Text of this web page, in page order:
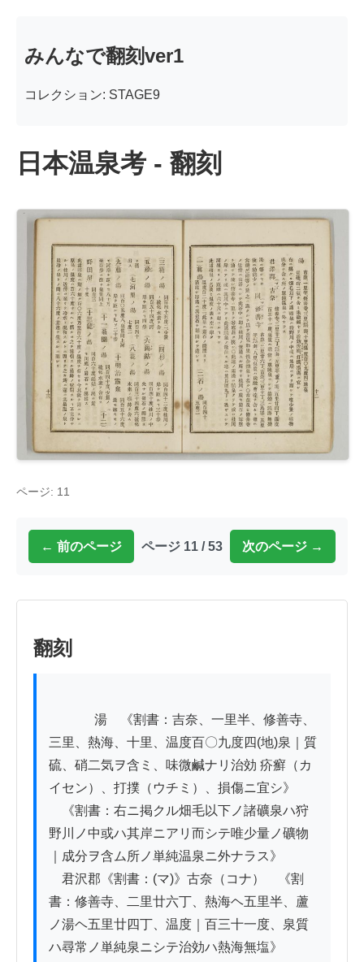
みんなで翻刻ver1
コレクション: STAGE9
日本温泉考 - 翻刻
ページ: 11
← 前のページ ページ 11 / 53 次のページ →
翻刻
三里、熱海、十里、温度百〇九度四(地)泉｜質
硫、硝二気ヲ含ミ、味微鹹ナリ治効 疥癬（カ
イセン）、打撲（ウチミ）、損傷ニ宜シ》
《割書：右ニ掲クル畑毛以下ノ諸礦泉ハ狩
野川ノ中或ハ其岸ニアリ而シテ唯少量ノ礦物
｜成分ヲ含ム所ノ単純温泉ニ外ナラス》
君沢郡《割書：(マ)》古奈（コナ）　《割
書：修善寺、二里廿六丁、熱海ヘ五里半、蘆
ノ湯ヘ五里廿四丁、温度｜百三十一度、泉質
ハ尋常ノ単純泉ニシテ治効ハ熱海無塩》